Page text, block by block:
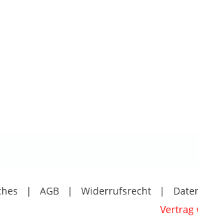
| AGB | Widerrufsrecht |
Vertrag